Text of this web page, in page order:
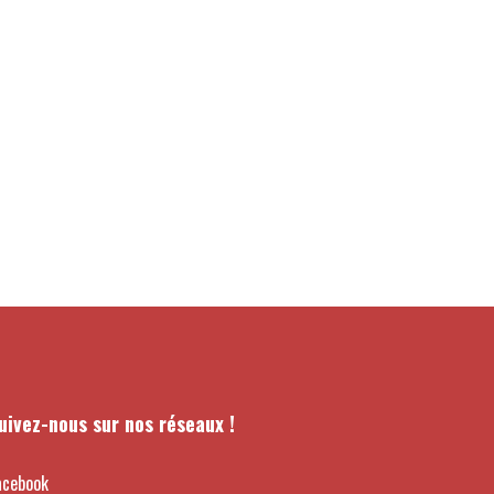
nous sur nos réseaux !